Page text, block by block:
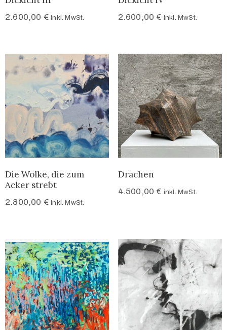
2.600,00 € inkl. MwSt. 2.600,00 € inkl. MwSt.
Die Wolke, die zum
Acker strebt
2.800,00 € inkl. MwSt.
Drachen
4.500,00 € inkl. MwSt.